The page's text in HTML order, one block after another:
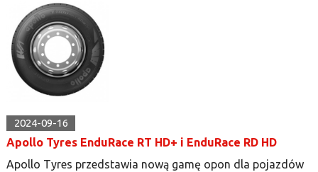
2024-09-16
Apollo Tyres EnduRace RT HD+ i EnduRace RD HD
Apollo Tyres przedstawia nową gamę opon dla pojazdów